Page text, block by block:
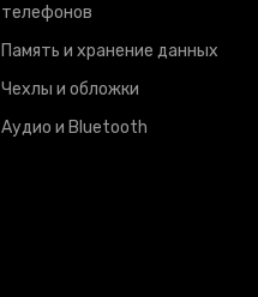
телефонов
Память и хранение данных
Чехлы и обложки
Аудио и Bluetooth